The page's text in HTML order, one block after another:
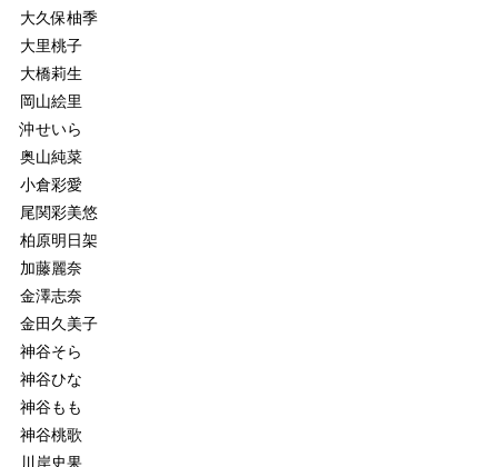
大久保柚季
大里桃子
大橋莉生
岡山絵里
沖せいら
奥山純菜
小倉彩愛
尾関彩美悠
柏原明日架
加藤麗奈
金澤志奈
金田久美子
神谷そら
神谷ひな
神谷もも
神谷桃歌
川岸史果